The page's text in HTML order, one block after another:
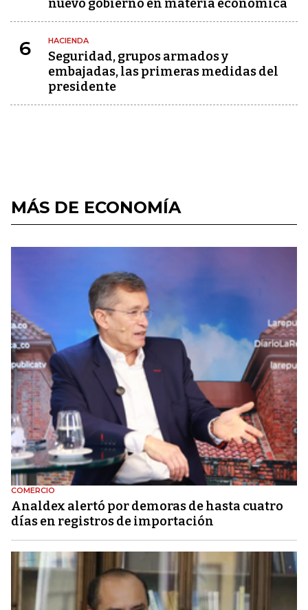
nuevo gobierno en materia económica
6 HACIENDA
Seguridad, grupos armados y
embajadas, las primeras medidas del
presidente
MÁS DE ECONOMÍA
COMERCIO
Analdex alertó por demoras de hasta cuatro
días en registros de importación